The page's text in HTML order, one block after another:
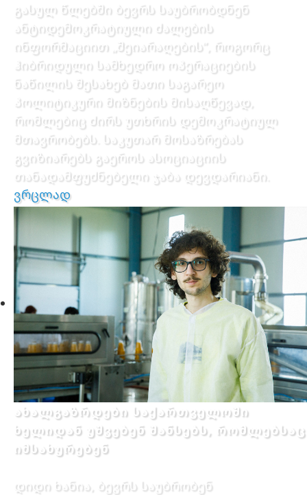
გასულ წლებში ბევრს საუბრობდნენ
ანტიდემოკრატიული ძალების
ინფორმაციით „შეიარაღების”, როგორც
ჰიბრიდული სამხედრო ოპერაციების
ნაწილის შესახებ მათი საგარეო
პოლიტიკური მიზნების მისაღწევად,
რომლებიც ძირს უთხრის დემოკრატიულ
მთავრობებს. საკუთარ მოსაზრებას
გვიზიარებს გაეროს ასოციაციის
თანადამფუძნებელი ჯაბა დევდარიანი.
ვრცლად
ახალგაზრდები საქართველოში
ხელიდან უშვებენ შანსებს, რომლებსაც
იმსახურებენ
დიდი ხანია, ბევრს საუბრობენ